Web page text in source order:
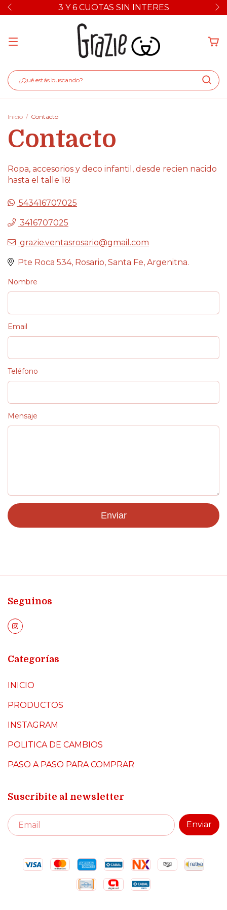
3 Y 6 CUOTAS SIN INTERES
Inicio / Contacto
Contacto
Ropa, accesorios y deco infantil, desde recien nacido
hasta el talle 16!
543416707025
3416707025
grazie.ventasrosario@gmail.com
Pte Roca 534, Rosario, Santa Fe, Argenitna.
Nombre
Email
Teléfono
Mensaje
Enviar
Seguinos
Categorías
INICIO
PRODUCTOS
INSTAGRAM
POLITICA DE CAMBIOS
PASO A PASO PARA COMPRAR
Suscribite al newsletter